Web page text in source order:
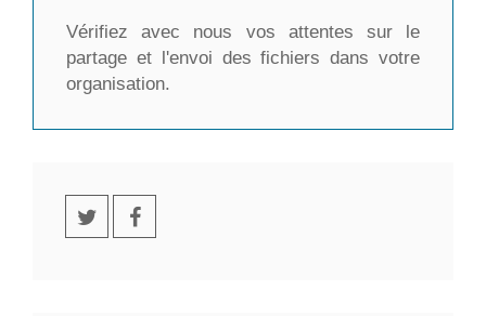
Vérifiez avec nous vos attentes sur le
partage et l'envoi des fichiers dans votre
organisation.